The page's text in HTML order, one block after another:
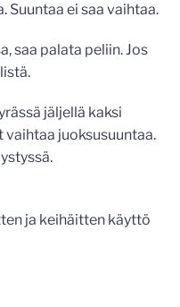
Suuntaa ei saa vaihtaa.
saa palata peliin. Jos
jäljellä kaksi
vaihtaa juoksusuuntaa.
ja keihäitten käyttö